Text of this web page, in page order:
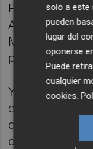
Pampols” y
Andrés
Marta
porque con el
Y sí, comer
esta semana
quién más
después de
solo a este
pueden
lugar del
oponerse
Puede
cualquier
cookies .